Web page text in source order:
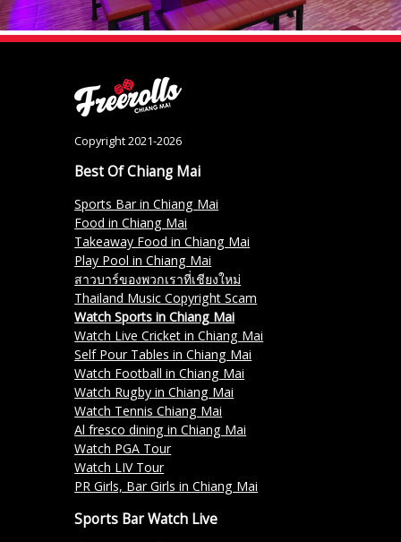
Copyright 2021-2026
Best Of Chiang Mai
Sports Bar in Chiang Mai
Food in Chiang Mai
Takeaway Food in Chiang Mai
Play Pool in Chiang Mai
สาวบาร์ของพวกเราที่เชียงใหม่
Thailand Music Copyright Scam
Watch Sports in Chiang Mai
Watch Live Cricket in Chiang Mai
Self Pour Tables in Chiang Mai
Watch Football in Chiang Mai
Watch Rugby in Chiang Mai
Watch Tennis Chiang Mai
Al fresco dining in Chiang Mai
Watch PGA Tour
Watch LIV Tour
PR Girls, Bar Girls in Chiang Mai
Sports Bar Watch Live